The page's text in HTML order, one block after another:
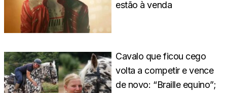
estão à venda
Cavalo que ficou cego
volta a competir e vence
de novo: “Braille equino”;